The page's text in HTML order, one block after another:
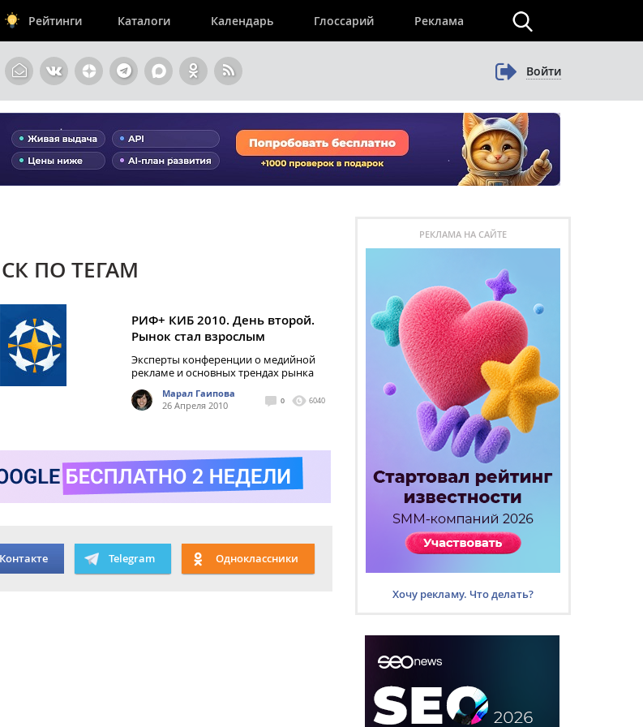
Рейтинги Каталоги Календарь Глоссарий Реклама
Войти
ПО ТЕГАМ
РИФ+ КИБ 2010. День второй.
Рынок стал взрослым
Эксперты конференции о медийной
рекламе и основных трендах рынка
Марал Гаипова
26 Апреля 2010
0 6040
Telegram Одноклассники
РЕКЛАМА НА САЙТЕ
Хочу рекламу. Что делать?